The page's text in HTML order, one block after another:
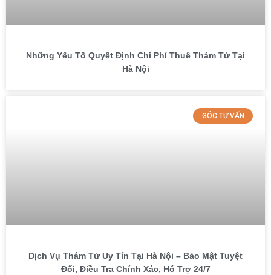
Những Yếu Tố Quyết Định Chi Phí Thuê Thám Tử Tại
Hà Nội
GÓC TƯ VẤN
Dịch Vụ Thám Tử Uy Tín Tại Hà Nội – Bảo Mật Tuyệt
Đối, Điều Tra Chính Xác, Hỗ Trợ 24/7